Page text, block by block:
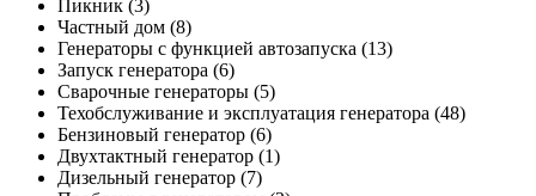
Пикник (3)
Частный дом (8)
Генераторы с функцией автозапуска (13)
Запуск генератора (6)
Сварочные генераторы (5)
Техобслуживание и эксплуатация генератора (48)
Бензиновый генератор (6)
Двухтактный генератор (1)
Дизельный генератор (7)